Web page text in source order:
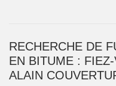
RECHERCHE DE
EN BITUME :
ALAIN